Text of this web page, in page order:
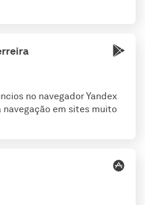
no navegador Yandex
navegação em sites muito